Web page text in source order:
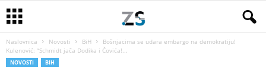
Naslovnica Novosti BiH
Bošnjacima se udara embargo na demokratiju!
Kulenović: “Schmidt jača Dodika i Čovića!...
NOVOSTI BIH